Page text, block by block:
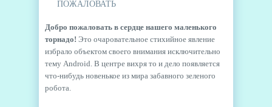
ПОЖАЛОВАТЬ
Добро пожаловать в сердце нашего маленького
торнадо! Это очаровательное стихийное явление
избрало объектом своего внимания исключительно
тему Android. В центре вихря то и дело появляется
что-нибудь новенькое из мира забавного зеленого
робота.